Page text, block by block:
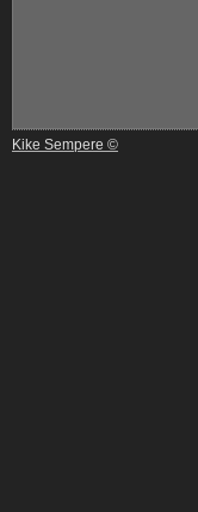
Kike Sempere ©